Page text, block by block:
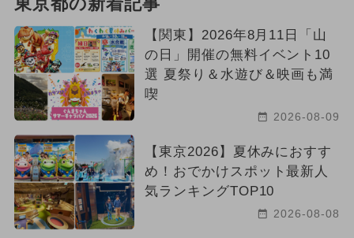
東京都の新着記事
【関東】2026年8月11日「山
の日」開催の無料イベント10
選 夏祭り＆水遊び＆映画も満
喫
2026-08-09
【東京2026】夏休みにおすす
め！おでかけスポット最新人
気ランキングTOP10
2026-08-08